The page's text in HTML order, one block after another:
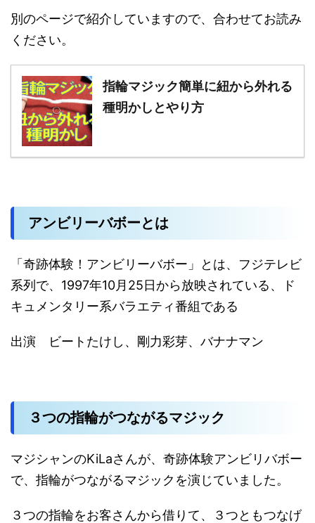
別のページで紹介していますので、合わせてお読み
ください。
指輪マジック簡単に紐から外れる
種明かしとやり方
アンビリーバボーとは
「奇跡体験！アンビリーバボー」とは、フジテレビ
系列で、1997年10月25日から放映されている、ド
キュメンタリー系バラエティ番組である
出演 ビートたけし、剛力彩芽、バナナマン
３つの指輪がつながるマジック
マジシャンのKiLaさんが、奇跡体験アンビリバボー
で、指輪がつながるマジックを演じていました。
３つの指輪をお客さんから借りて、３つともつなげ